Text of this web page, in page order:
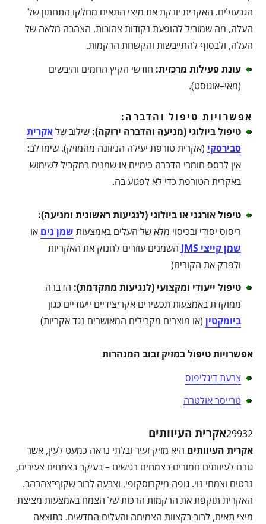
הגבעולים. האקרית יונקת את מיצי התאים מחלקו התחתון של
העלה, מה שמוביל להופעת נקודות צהובות, הצהבה מלאה של
העלה, ולבסוף להתייבשות והקשחת הרקמות.
עונת פעילות מרכזית: חודשי הקיץ החמים והיבשים
(מאי–אוגוסט).
אפשרויות טיפול והדברה:
טיפול ביולוגי (מניעה והדברה ירוקה): שילוב שלאקרית
סבירסקי (אקרית טורפת יעילה הניזונה מהמזיק). שימו לב:
אין לרסס חומרי הדברה כימיים או שמנים במקביל לשימוש
באקרית הטורפת כדי לא לפגוע בה.
טיפול אורגני או ביולוגי (לנגיעות ראשונית ומניעה):
ריסוס יסודי ובכיסוי מלא של העלים באמצעות שמן נים או
שמן קייצי JMS
השמנים עוזרים לחנוק את האקריות
ולפרק את הקורים(
טיפול ייעודי ומקצועי (לנגיעות מתקדמת): הדברה
ממוקדת באמצעות תכשירים אקריצידיים ייעודיים כגון
ביומקטין (או מוצרים מקבילים המאושרים נגד אקריות)
אפשרויות טיפול במזיק זבוב המנהרות
צרעת דיגליפוס
טרייסר אולטרה
29932אקרית העיוותים
אקרית העיוותים היא מזיק זעיר ובלתי נראה כמעט לעין, אשר
גורם לעיוותים חמורים בצמחים רגישים – בעיקר בצמחים צעירים,
נבטים וצמחי נוי. גופה מיקרוסקופי, וצבעה לרוב שקוף־צהבהב.
האקרית תוקפת את הרקמות הרכות של הצמח באמצעות מציצת
מיצי תאים, לרוב בקצוות הצמיחה והעלים החדשים. כתוצאה